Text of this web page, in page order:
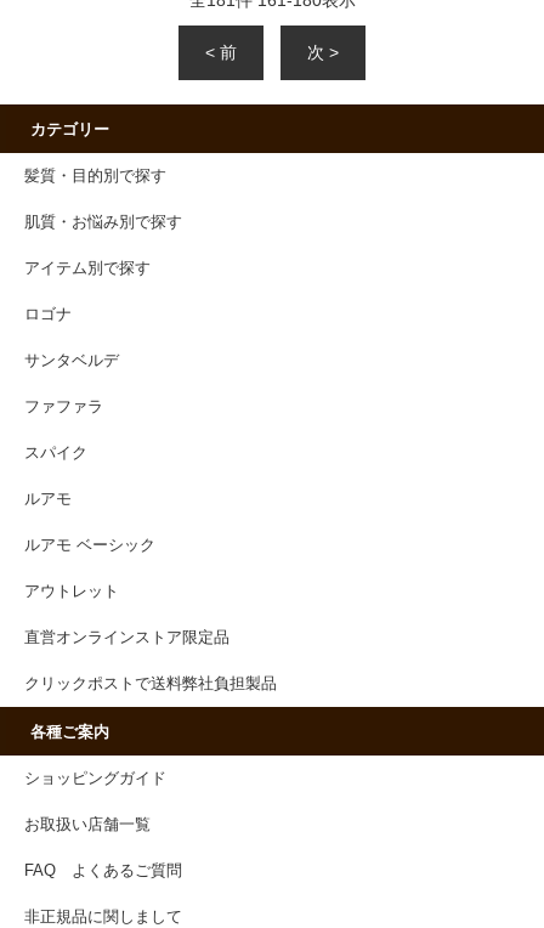
< 前 次 >
カテゴリー
髪質・目的別で探す
肌質・お悩み別で探す
アイテム別で探す
ロゴナ
サンタベルデ
ファファラ
スパイク
ルアモ
ルアモ ベーシック
アウトレット
直営オンラインストア限定品
クリックポストで送料弊社負担製品
各種ご案内
ショッピングガイド
お取扱い店舗一覧
FAQ よくあるご質問
非正規品に関しまして